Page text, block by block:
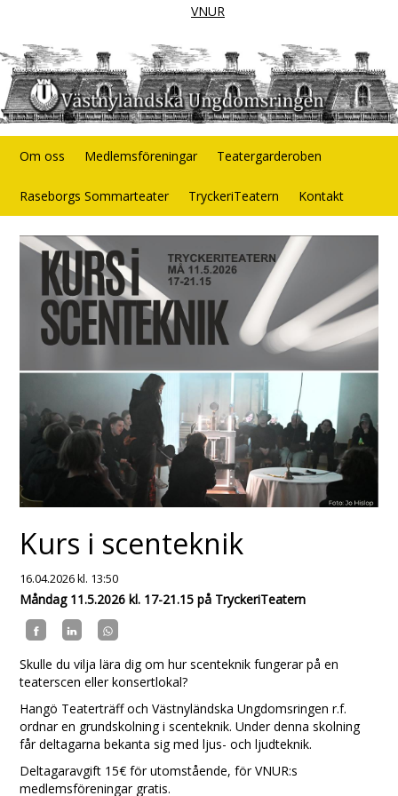
VNUR
Om oss Medlemsföreningar Teatergarderoben
Raseborgs Sommarteater TryckeriTeatern Kontakt
Kurs i scenteknik
16.04.2026kl. 13:50
Måndag 11.5.2026 kl. 17-21.15 på TryckeriTeatern
Skulle du vilja lära dig om hur scenteknik fungerar på en
teaterscen eller konsertlokal?
Hangö Teaterträff och Västnyländska Ungdomsringen r.f.
ordnar en grundskolning i scenteknik. Under denna skolning
får deltagarna bekanta sig med ljus- och ljudteknik.
Deltagaravgift 15€ för utomstående, för VNUR:s
medlemsföreningar gratis.